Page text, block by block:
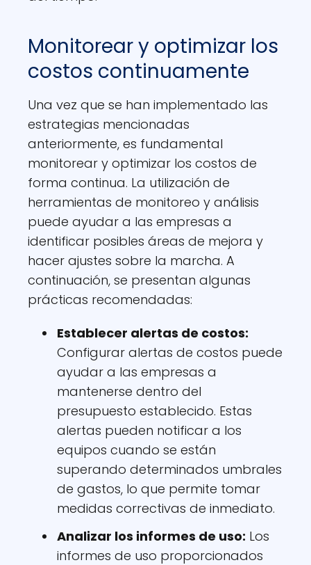
Monitorear y optimizar los
costos continuamente
Una vez que se han implementado las
estrategias mencionadas
anteriormente, es fundamental
monitorear y optimizar los costos de
forma continua. La utilización de
herramientas de monitoreo y análisis
puede ayudar a las empresas a
identificar posibles áreas de mejora y
hacer ajustes sobre la marcha. A
continuación, se presentan algunas
prácticas recomendadas:
Establecer alertas de costos:
Configurar alertas de costos puede
ayudar a las empresas a
mantenerse dentro del
presupuesto establecido. Estas
alertas pueden notificar a los
equipos cuando se están
superando determinados umbrales
de gastos, lo que permite tomar
medidas correctivas de inmediato.
Analizar los informes de uso: Los
informes de uso proporcionados